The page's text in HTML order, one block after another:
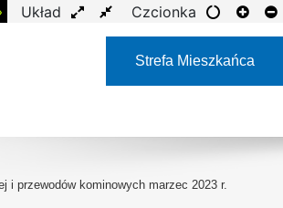
Układ Czcionka
Strefa Mieszkańca
i przewodów kominowych marzec 2023 r.